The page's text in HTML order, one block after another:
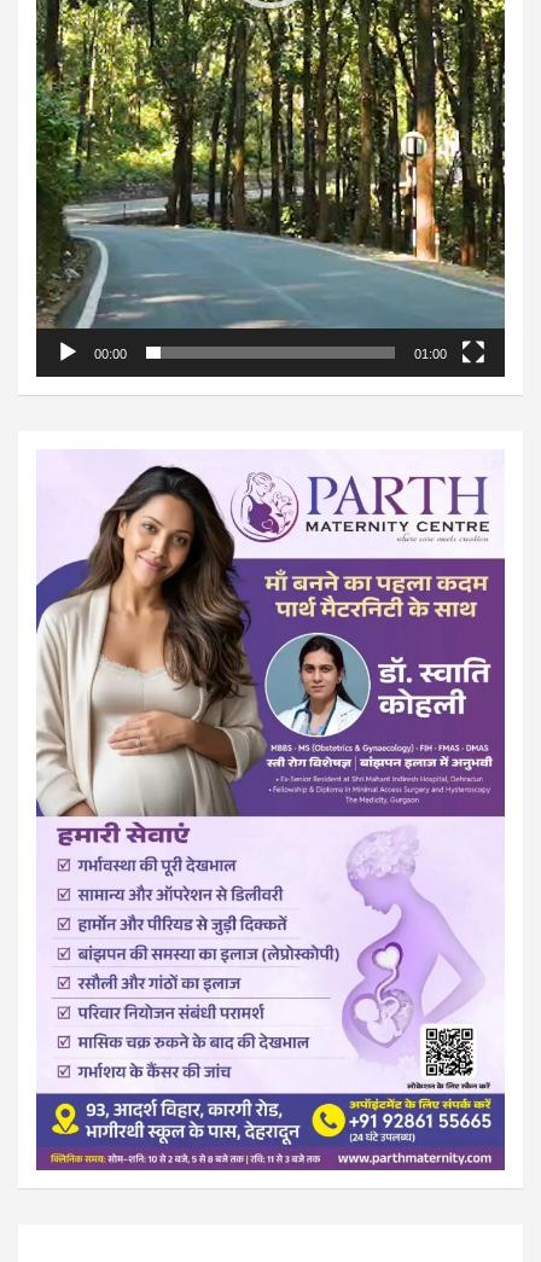
00:00 01:00